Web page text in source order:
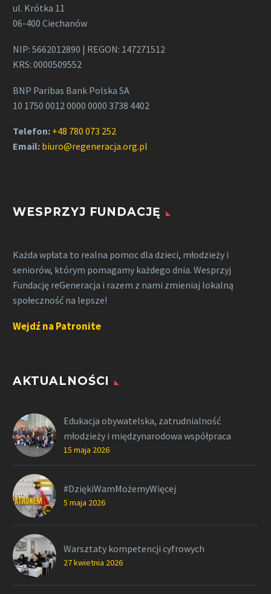
ul. Krótka 11
06-400 Ciechanów
NIP: 5662012890 | REGON: 147271512
KRS: 0000509552
BNP Paribas Bank Polska SA
10 1750 0012 0000 0000 3738 4402
Telefon: +48 780 073 252
Email: biuro@regeneracja.org.pl
WESPRZYJ FUNDACJĘ
Każda wpłata to realna pomoc dla dzieci, młodzieży i
seniorów, którym pomagamy każdego dnia. Wesprzyj
Fundację reGeneracja i razem z nami zmieniaj lokalną
społeczność na lepsze!
Wejdź na Patronite
AKTUALNOŚCI
Edukacja obywatelska, zatrudnialność
młodzieży i międzynarodowa współpraca
15 maja 2026
#DziękiWamMożemyWięcej
5 maja 2026
Warsztaty kompetencji cyfrowych
27 kwietnia 2026